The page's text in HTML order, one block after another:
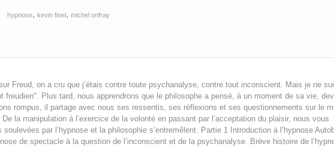
hypnose, kevin finel, michel onfray
Freud, on a cru que j’étais contre toute psychanalyse, contre tout inconscient. Mais je ne
freudien". Plus tard, nous apprendrons que le philosophe a pensé, à un moment de sa vie,
rompus, il partage avec nous ses ressentis, ses réflexions et ses questionnements sur le
la manipulation à l’exercice de la volonté en passant par l’acceptation du plaisir, nous vous
par l’hypnose et la philosophie s’entremêlent. Partie 1 Introduction à l’hypnose
de spectacle à la question de l’inconscient et de la psychanalyse. Brève histoire de